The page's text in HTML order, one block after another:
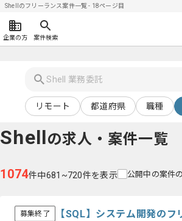
Shellのフリーランス案件一覧 - 18ページ目
企業の方 案件検索
リモート 都道府県 職種
Shellの求人・案件一覧
1074件中681~720件を表示 公開中の案件
募集終了 【SQL】システム開発の